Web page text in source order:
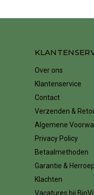
Over ons
Klantenservice
Contact
Verzenden &
Algemene
Privacy Policy
Betaalmethoden
Garantie &
Klachten
Vacatures bij